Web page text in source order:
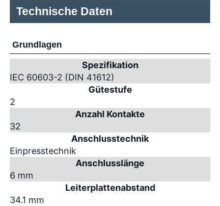
Technische Daten
Grundlagen
Spezifikation
IEC 60603-2 (DIN 41612)
Gütestufe
2
Anzahl Kontakte
32
Anschlusstechnik
Einpresstechnik
Anschlusslänge
6 mm
Leiterplattenabstand
34.1 mm